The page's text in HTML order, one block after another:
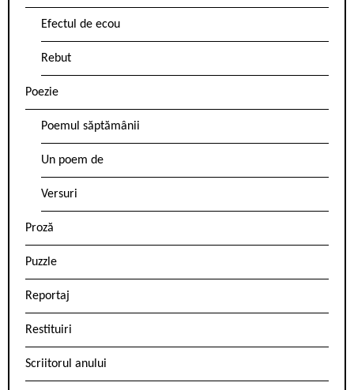
Efectul de ecou
Rebut
Poezie
Poemul săptămânii
Un poem de
Versuri
Proză
Puzzle
Reportaj
Restituiri
Scriitorul anului